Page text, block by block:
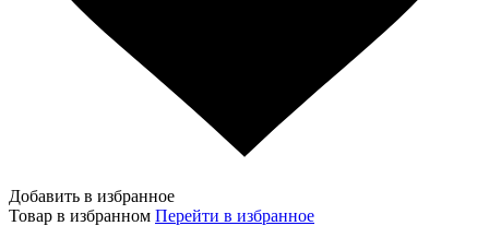
Добавить в избранное
Товар в избранном Перейти в избранное